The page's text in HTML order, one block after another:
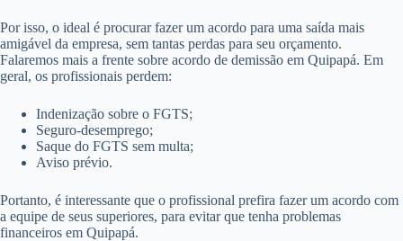
Por isso, o ideal é procurar fazer um acordo para uma saída mais
amigável da empresa, sem tantas perdas para seu orçamento.
Falaremos mais a frente sobre acordo de demissão em Quipapá. Em
geral, os profissionais perdem:
Indenização sobre o FGTS;
Seguro-desemprego;
Saque do FGTS sem multa;
Aviso prévio.
Portanto, é interessante que o profissional prefira fazer um acordo com
a equipe de seus superiores, para evitar que tenha problemas
financeiros em Quipapá.